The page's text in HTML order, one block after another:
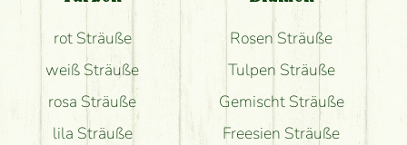
Bekomme ich wirklich, was auf dem Bild zu sehen
rot Sträuße
weiß Sträuße
rosa Sträuße
lila Sträuße
Rosen Sträuße
Tulpen Sträuße
Gemischt Sträuße
Freesien Sträuße